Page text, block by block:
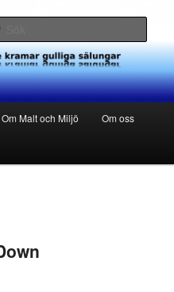
Om Malt och Miljö Om oss